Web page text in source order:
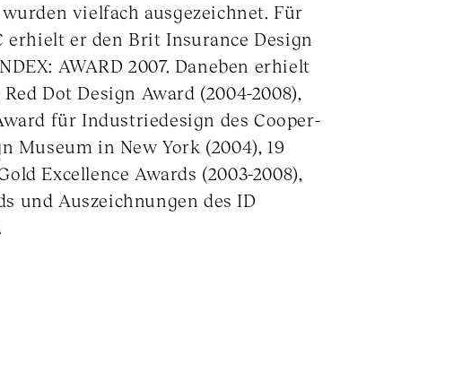
vielfach ausgezeichnet. Für
erhielt er den Brit Insurance Design
AWARD 2007. Daneben erhielt
Dot Design Award (2004-2008),
für Industriedesign des Cooper-
Museum in New York (2004), 19
Excellence Awards (2003-2008),
und Auszeichnungen des ID